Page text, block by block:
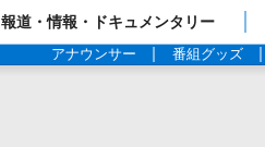
報道・情報・ドキュメンタリー
アナウンサー 番組グッズ